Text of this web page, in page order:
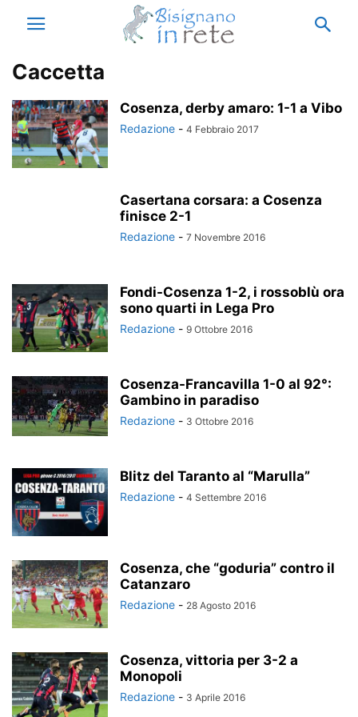
Caccetta
Cosenza, derby amaro: 1-1 a Vibo
Redazione - 4 Febbraio 2017
Casertana corsara: a Cosenza
finisce 2-1
Redazione - 7 Novembre 2016
Fondi-Cosenza 1-2, i rossoblù ora
sono quarti in Lega Pro
Redazione - 9 Ottobre 2016
Cosenza-Francavilla 1-0 al 92°:
Gambino in paradiso
Redazione - 3 Ottobre 2016
Blitz del Taranto al “Marulla”
Redazione - 4 Settembre 2016
Cosenza, che “goduria” contro il
Catanzaro
Redazione - 28 Agosto 2016
Cosenza, vittoria per 3-2 a
Monopoli
Redazione - 3 Aprile 2016